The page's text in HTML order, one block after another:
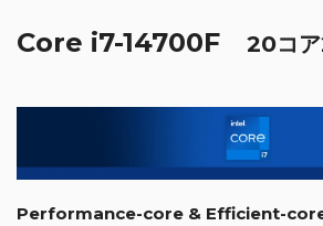
Core i7-14700F 20コ
Performance-core & Efficient-